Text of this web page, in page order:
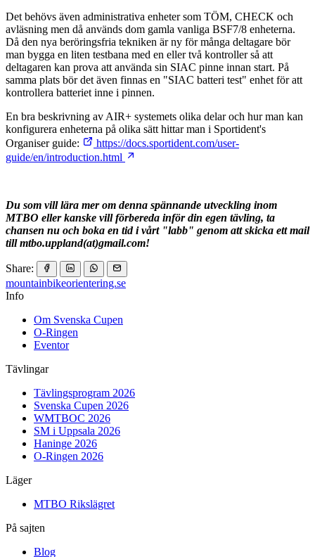
Det behövs även administrativa enheter som TÖM, CHECK och
avläsning men då används dom gamla vanliga BSF7/8 enheterna.
Då den nya beröringsfria tekniken är ny för många deltagare bör
man bygga en liten testbana med en eller två kontroller så att
deltagaren kan prova att använda sin SIAC pinne innan start. På
samma plats bör det även finnas en "SIAC batteri test" enhet för att
kontrollera batteriet inne i pinnen.
En bra beskrivning av AIR+ systemets olika delar och hur man kan
konfigurera enheterna på olika sätt hittar man i Sportident's
Organiser guide:
https://docs.sportident.com/user-
guide/en/introduction.html
Du som vill lära mer om denna spännande utveckling inom
MTBO eller kanske vill förbereda inför din egen tävling, ta
chansen nu och boka en tid i vårt "labb" genom att skicka ett mail
till mtbo.uppland(at)gmail.com!
Share:
mountainbikeorientering.se
Info
Om Svenska Cupen
O-Ringen
Eventor
Tävlingar
Tävlingsprogram 2026
Svenska Cupen 2026
WMTBOC 2026
SM i Uppsala 2026
Haninge 2026
O-Ringen 2026
Läger
MTBO Rikslägret
På sajten
Blog